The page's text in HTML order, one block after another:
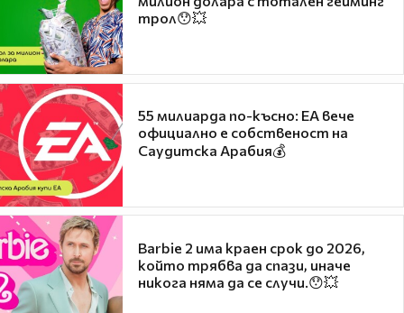
трол😯💥
55 милиарда по-късно: EA вече
официално е собственост на
Саудитска Арабия💰
Barbie 2 има краен срок до 2026,
който трябва да спази, иначе
никога няма да се случи.😯💥